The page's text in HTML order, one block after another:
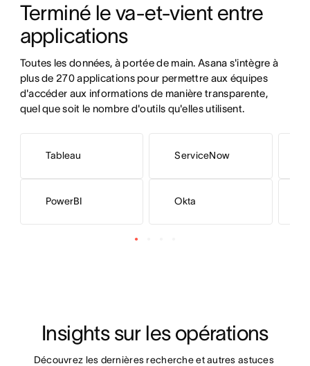
Terminé le va-et-vient entre
applications
Toutes les données, à portée de main. Asana s'intègre à
plus de 270 applications pour permettre aux équipes
d'accéder aux informations de manière transparente,
quel que soit le nombre d'outils qu'elles utilisent.
Tableau
PowerBI
ServiceNow
Okta
Insights sur les opérations
Découvrez les dernières recherche et autres astuces